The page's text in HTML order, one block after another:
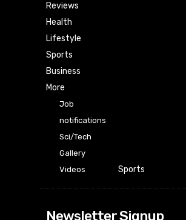
Reviews
Health
Lifestyle
Sports
Business
More
Job
notifications
Sci/Tech
Gallery
Videos
Sports
Newsletter Signup